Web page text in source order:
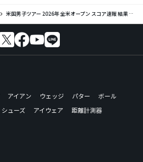
米国男子ツアー 2026年 全米オープン スコア速報 結果 リーダーボード
アイアン ウェッジ パター
ボール
シューズ アイウェア
距離計測器